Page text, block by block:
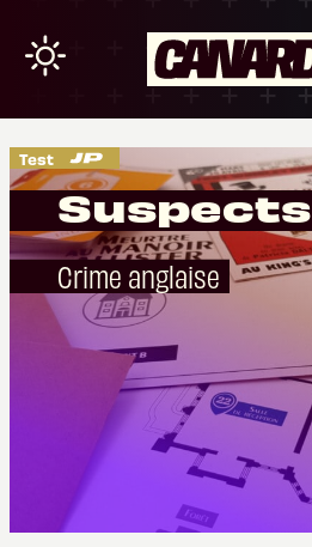
Test
Suspects
Crime anglaise